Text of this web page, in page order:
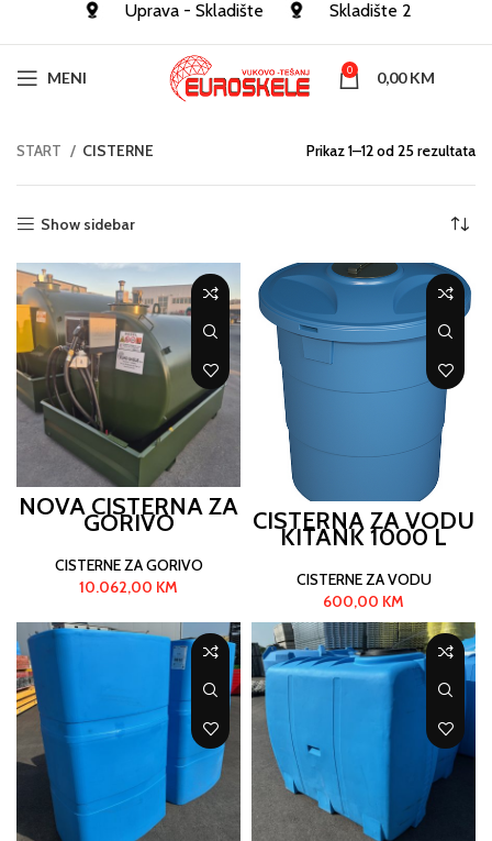
Uprava - Skladište Skladište 2
MENI 0 0,00KM
START CISTERNE Prikaz 1–12 od 25 rezultata
Show sidebar
NOVA CISTERNA ZA
GORIVO
CISTERNE ZA GORIVO
10.062,00 KM
CISTERNA ZA VODU
KITANK 1000 L
CISTERNE ZA VODU
600,00 KM